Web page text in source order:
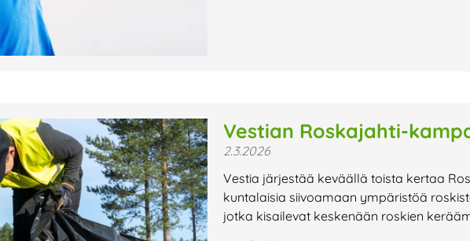
Vestian Roskajahti-
2.3.2026
Vestia järjestää keväällä toista kertaa
kuntalaisia siivoamaan ympäristöä
jotka kisailevat keskenään roskien